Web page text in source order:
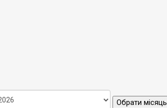
Обрати місяць